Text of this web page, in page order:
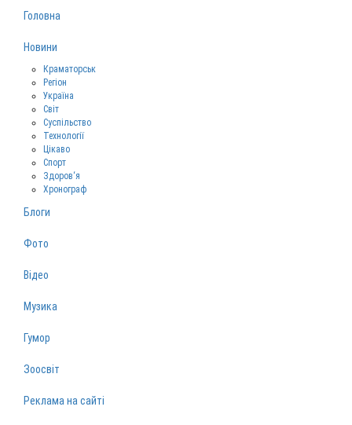
Головна
Новини
Краматорськ
Регіон
Україна
Світ
Суспільство
Технології
Цікаво
Спорт
Здоров‘я
Хронограф
Блоги
Фото
Відео
Музика
Гумор
Зоосвіт
Реклама на сайті